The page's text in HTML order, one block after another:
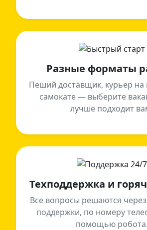
Разные форматы
Пеший доставщик, курьер
самокате — выберите
лучше подходит
Техподдержка и
Все вопросы решаются
поддержки, по номеру
помощью робота.